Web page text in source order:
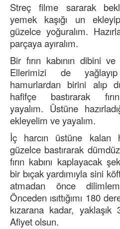
Streç filme sararak
yemek kaşığı un
güzelce yoğuralım.
parçaya ayıralım.
Bir fırın kabının dibini ve
Ellerimizi de
hamurlardan birini alıp
hafifçe bastırarak
yayalım. Üstüne
ekleyelim ve yayalım.
İç harcın üstüne kalan
güzelce bastırarak
fırın kabını kaplayacak
bir bıçak yardımıyla sini
atmadan önce
Önceden ısıttığımı 180
kızarana kadar,
Afiyet olsun.